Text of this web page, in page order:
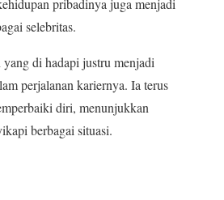
pribadinya juga menjadi
selebritas.
di hadapi justru menjadi
perjalanan kariernya. Ia terus
diri, menunjukkan
berbagai situasi.